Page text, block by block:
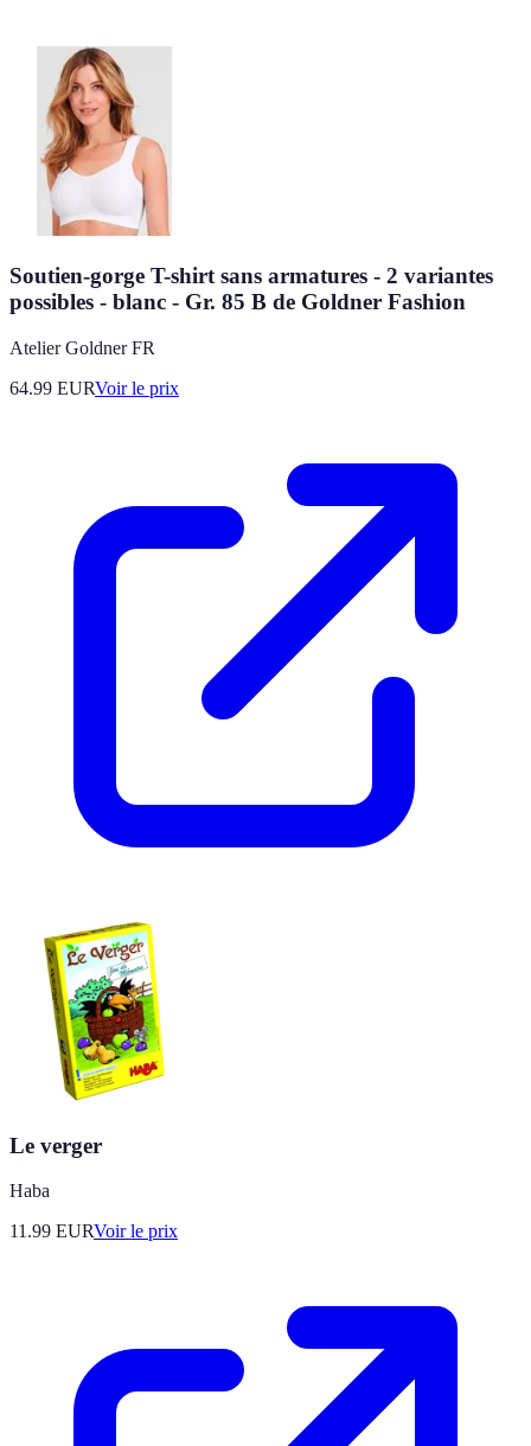
Soutien-gorge T-shirt sans armatures - 2 variantes
possibles - blanc - Gr. 85 B de Goldner Fashion
Atelier Goldner FR
64.99 EURVoir le prix
Le verger
Haba
11.99 EURVoir le prix